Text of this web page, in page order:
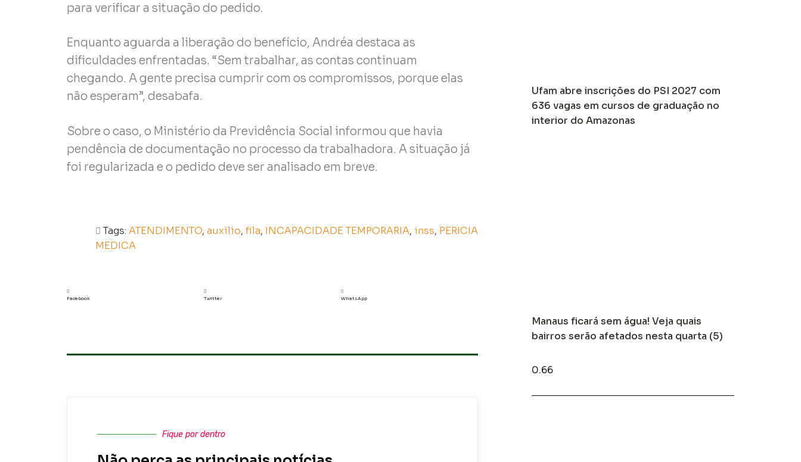
para verificar a situação do pedido.
Enquanto aguarda a liberação do benefício, Andréa destaca as
dificuldades enfrentadas. “Sem trabalhar, as contas continuam
chegando. A gente precisa cumprir com os compromissos, porque elas
não esperam”, desabafa.
Sobre o caso, o Ministério da Previdência Social informou que havia
pendência de documentação no processo da trabalhadora. A situação já
foi regularizada e o pedido deve ser analisado em breve.
Tags: ATENDIMENTO, auxilio, fila, INCAPACIDADE TEMPORARIA, inss, PERICIA
MEDICA
Facebook Twitter WhatsApp
Fique por dentro
Ufam abre inscrições do PSI 2027 com
636 vagas em cursos de graduação no
interior do Amazonas
Manaus ficará sem água! Veja quais
bairros serão afetados nesta quarta (5)